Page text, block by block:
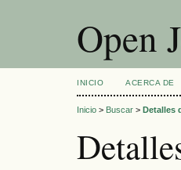
Open
INICIO ACERCA DE
Inicio > Buscar > Detalles